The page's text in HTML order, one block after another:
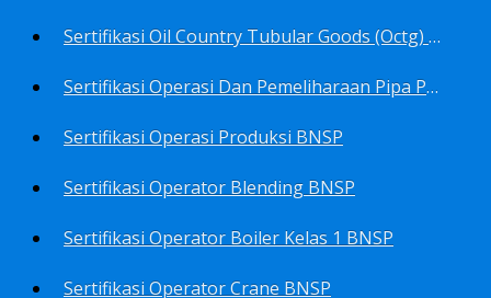
Sertifikasi Oil Country Tubular Goods (Octg) BNSP
Sertifikasi Operasi Dan Pemeliharaan Pipa Penyalur BNSP
Sertifikasi Operasi Produksi BNSP
Sertifikasi Operator Blending BNSP
Sertifikasi Operator Boiler Kelas 1 BNSP
Sertifikasi Operator Crane BNSP